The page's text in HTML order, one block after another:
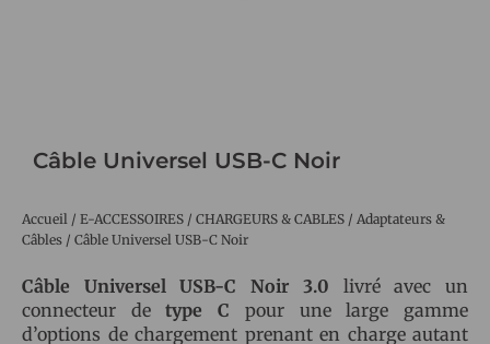
Câble Universel USB-C Noir
Accueil / E-ACCESSOIRES / CHARGEURS & CABLES / Adaptateurs &
Câbles / Câble Universel USB-C Noir
Câble Universel USB-C Noir 3.0 livré avec un
connecteur detype C pour une large gamme
d’options de chargement prenant en charge autant